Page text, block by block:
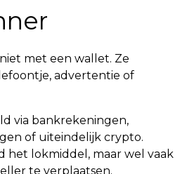
met een wallet. Ze
advertentie of
via bankrekeningen,
of uiteindelijk crypto.
het lokmiddel, maar wel vaak
te verplaatsen.